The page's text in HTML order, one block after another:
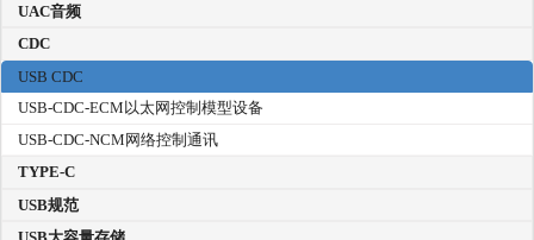
UAC音频
CDC
USB CDC
USB-CDC-ECM以太网控制模型设备
USB-CDC-NCM网络控制通讯
TYPE-C
USB规范